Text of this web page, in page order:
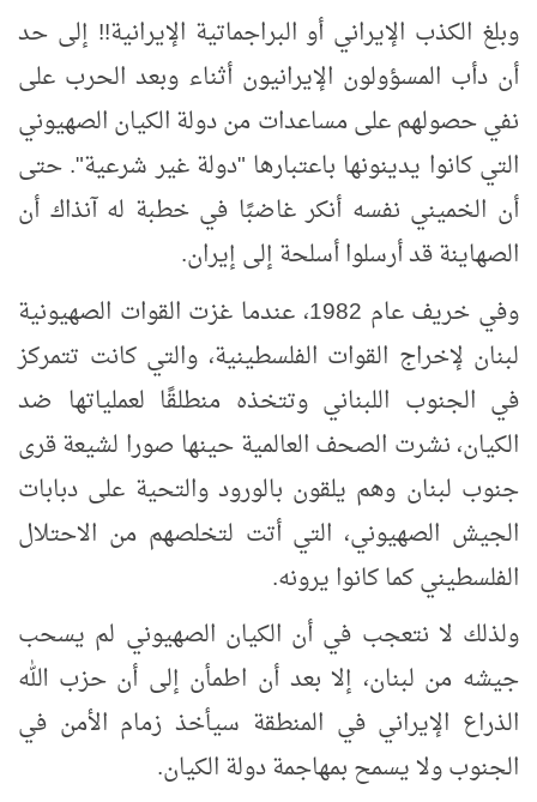
وبلغ الكذب الإيراني أو البراجماتية الإيرانية!! إلى حد
أن دأب المسؤولون الإيرانيون أثناء وبعد الحرب على
نفي حصولهم على مساعدات من دولة الكيان الصهيوني
التي كانوا يدينونها باعتبارها "دولة غير شرعية". حتى
أن الخميني نفسه أنكر غاضبًا في خطبة له آنذاك أن
الصهاينة قد أرسلوا أسلحة إلى إيران.
وفي خريف عام 1982، عندما غزت القوات الصهيونية
لبنان لإخراج القوات الفلسطينية، والتي كانت تتمركز
في الجنوب اللبناني وتتخذه منطلقًا لعملياتها ضد
الكيان، نشرت الصحف العالمية حينها صورا لشيعة قرى
جنوب لبنان وهم يلقون بالورود والتحية على دبابات
الجيش الصهيوني، التي أتت لتخلصهم من الاحتلال
الفلسطيني كما كانوا يرونه.
ولذلك لا نتعجب في أن الكيان الصهيوني لم يسحب
جيشه من لبنان، إلا بعد أن اطمأن إلى أن حزب الله
الذراع الإيراني في المنطقة سيأخذ زمام الأمن في
الجنوب ولا يسمح بمهاجمة دولة الكيان.